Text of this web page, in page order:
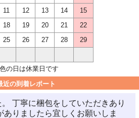
11 12 13 14
15
18 19 20 21
22
25 26 27 28
29
の日は休業日です
近の到着レポート
丁寧に梱包をしていただきあり
ありましたら宜しくお願いしま